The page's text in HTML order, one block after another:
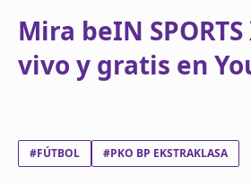
Mira beIN
vivo y gratis en
#FÚTBOL #PKO BP EKSTRAKLASA